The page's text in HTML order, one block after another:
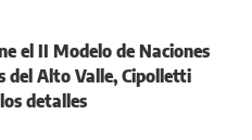
el II Modelo de Naciones
del Alto Valle, Cipolletti
detalles